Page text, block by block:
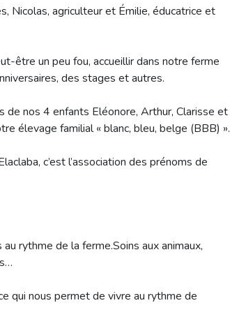
Nicolas, agriculteur et Émilie, éducatrice et
être un peu fou, accueillir dans notre ferme
des stages et autres.
de nos 4 enfants Eléonore, Arthur, Clarisse et
élevage familial « blanc, bleu, belge (BBB) ».
c’est l’association des prénoms de
rythme de la ferme.Soins aux animaux,
qui nous permet de vivre au rythme de